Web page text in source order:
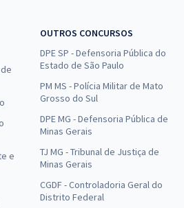
e
OUTROS CONCURSOS
DPE SP - Defensoria Pública do
Estado de São Paulo
PM MS - Polícia Militar de Mato
Grosso do Sul
DPE MG - Defensoria Pública de
Minas Gerais
TJ MG - Tribunal de Justiça de
Minas Gerais
CGDF - Controladoria Geral do
Distrito Federal